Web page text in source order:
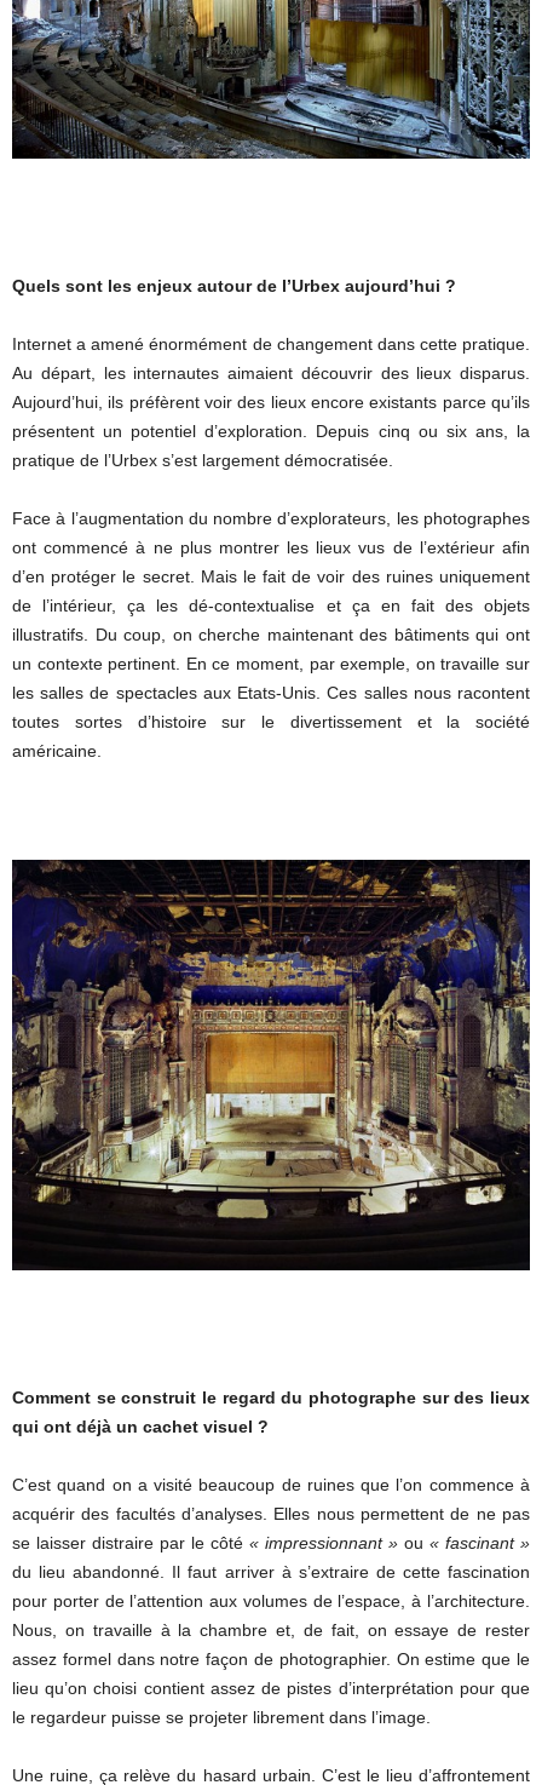
Quels sont les enjeux autour de l’Urbex aujourd’hui ?
Internet a amené énormément de changement dans cette pratique.
Au départ, les internautes aimaient découvrir des lieux disparus.
Aujourd’hui, ils préfèrent voir des lieux encore existants parce qu’ils
présentent un potentiel d’exploration. Depuis cinq ou six ans, la
pratique de l’Urbex s’est largement démocratisée.
Face à l’augmentation du nombre d’explorateurs, les photographes
ont commencé à ne plus montrer les lieux vus de l’extérieur afin
d’en protéger le secret. Mais le fait de voir des ruines uniquement
de l’intérieur, ça les dé-contextualise et ça en fait des objets
illustratifs. Du coup, on cherche maintenant des bâtiments qui ont
un contexte pertinent. En ce moment, par exemple, on travaille sur
les salles de spectacles aux Etats-Unis. Ces salles nous racontent
toutes sortes d’histoire sur le divertissement et la société
américaine.
Comment se construit le regard du photographe sur des lieux
qui ont déjà un cachet visuel ?
C’est quand on a visité beaucoup de ruines que l’on commence à
acquérir des facultés d’analyses. Elles nous permettent de ne pas
se laisser distraire par le côté « impressionnant » ou « fascinant »
du lieu abandonné. Il faut arriver à s’extraire de cette fascination
pour porter de l’attention aux volumes de l’espace, à l’architecture.
Nous, on travaille à la chambre et, de fait, on essaye de rester
assez formel dans notre façon de photographier. On estime que le
lieu qu’on choisi contient assez de pistes d’interprétation pour que
le regardeur puisse se projeter librement dans l’image.
Une ruine, ça relève du hasard urbain. C’est le lieu d’affrontement